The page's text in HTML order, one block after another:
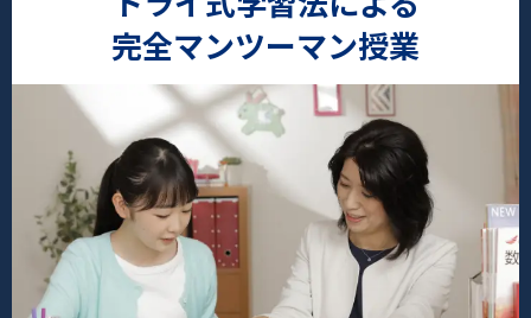
完全マンツーマン授業